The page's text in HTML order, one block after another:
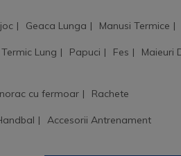
Geaca Lunga Manusi Termice
Lung Papuci Fes Maieuri
cu fermoar Rachete
Accesorii Antrenament